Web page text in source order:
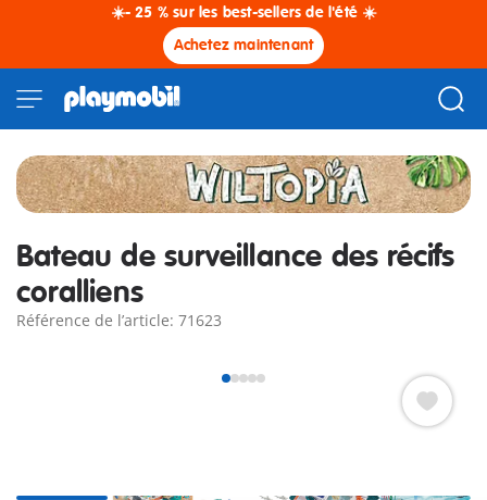
☀️- 25 % sur les best-sellers de l'été ☀️
Achetez maintenant
Bateau de surveillance des récifs
coralliens
Référence de l’article: 71623